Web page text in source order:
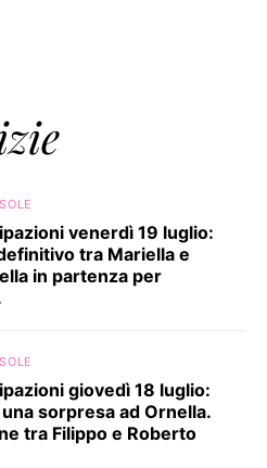
venerdì 19 luglio:
tra Mariella e
in partenza per
giovedì 18 luglio:
sorpresa ad Ornella.
tra Filippo e Roberto